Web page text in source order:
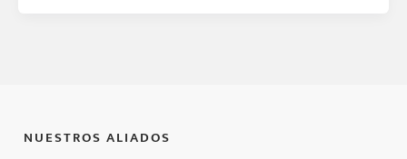
NUESTROS ALIADOS